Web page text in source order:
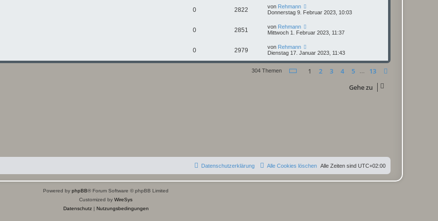
0 2822 von Rehmann
Donnerstag 9. Februar 2023, 10:03
0 2851 von Rehmann
Mittwoch 1. Februar 2023, 11:37
0 2979 von Rehmann
Dienstag 17. Januar 2023, 11:43
304 Themen Seite von13
1 2 3 4 5 13
Gehe zu
Alle Zeiten sind UTC+02:00
Alle Cookies löschen
Datenschutzerklärung
Powered by phpBB® Forum Software © phpBB Limited
Customized by WireSys
Datenschutz| Nutzungsbedingungen